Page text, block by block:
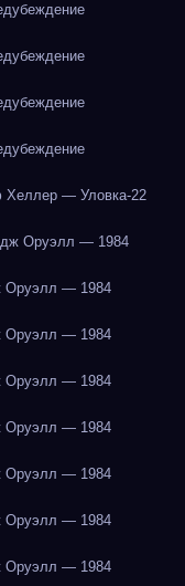
Хеллер — Уловка-22
Оруэлл — 1984
Оруэлл — 1984
Оруэлл — 1984
Оруэлл — 1984
Оруэлл — 1984
Оруэлл — 1984
Оруэлл — 1984
Оруэлл — 1984